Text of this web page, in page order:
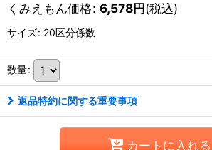
くみえもん価格: 6,578円(税込)
サイズ: 20区分係数
数量:
返品特約に関する重要事項
カートに入れる